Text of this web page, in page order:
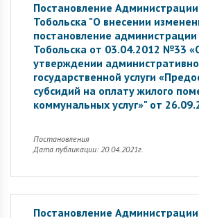
Постановление
Тобольска "О внесении
постановление
Тобольска от 03.04.2012 №33
утверждении
государственной услуги
субсидий на оплату жилого
коммунальных услуг»" от
Постановления
Дата публикации: 20.04.2021г.
Постановление